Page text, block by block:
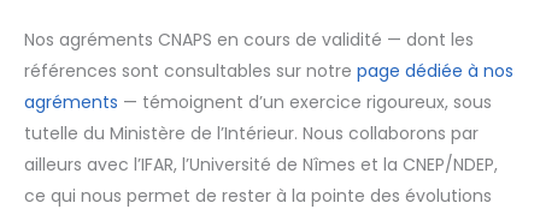
Nos agréments CNAPS en cours de validité — dont les
références sont consultables sur notre page dédiée à nos
agréments — témoignent d’un exercice rigoureux, sous
tutelle du Ministère de l’Intérieur. Nous collaborons par
ailleurs avec l’IFAR, l’Université de Nîmes et la CNEP/NDEP,
ce qui nous permet de rester à la pointe des évolutions